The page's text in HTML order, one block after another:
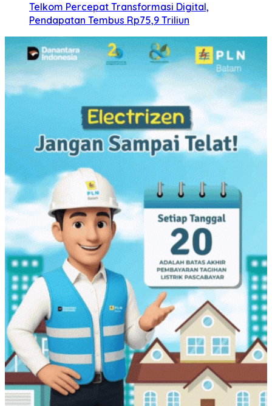
Telkom Percepat Transformasi Digital,
Pendapatan Tembus Rp75,9 Triliun